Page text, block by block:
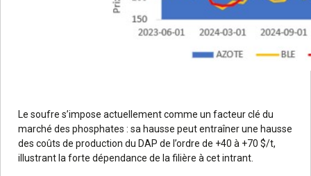
Le soufre s’impose actuellement comme un facteur clé du
marché des phosphates : sa hausse peut entraîner une hausse
des coûts de production du DAP de l’ordre de +40 à +70 $/t,
illustrant la forte dépendance de la filière à cet intrant.